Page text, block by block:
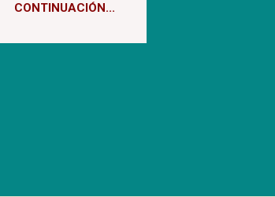
CONTINUACIÓN...